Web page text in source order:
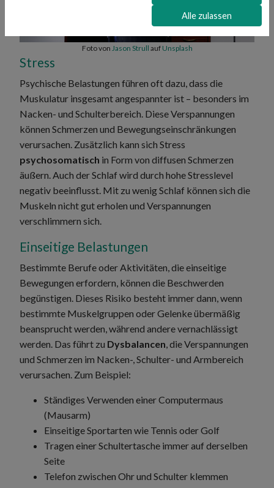
Foto von Jason Strull auf Unsplash
Stress
Psychische Belastungen führen oft dazu, dass die
Muskulatur insgesamt angespannter ist – besonders im
Nacken- und Schulterbereich. Diese Verspannungen
können Schmerzen und Bewegungseinschränkungen
verursachen. Zusätzlich kann sich Stress
psychosomatisch in Form von diffusen Schmerzen
äußern. Auch der Schlaf wird durch hohe Stresslevel
negativ beeinflusst. Mit zu wenig Schlaf können sich die
Muskeln nicht gut erholen und Verspannungen
verschlimmern sich.
Einseitige Belastungen
Bestimmte Berufe oder Aktivitäten, die einseitige
Bewegungen erfordern, können die Beschwerden
begünstigen. Dieses Risiko besteht immer dann, wenn
bestimmte Muskelgruppen oder Gelenke übermäßig
beansprucht werden, während andere vernachlässigt
werden. Das führt zu Dysbalancen, die Verspannungen
und Schmerzen im Nacken-, Schulter- und Armbereich
verursachen. Zum Beispiel:
Ständiges Verwenden einer Computermaus
(Mausarm)
Einseitige Sportarten wie Tennis oder Golf
Tragen einer Schultertasche immer auf derselben
Seite
Telefon zwischen Ohr und Schulter klemmen
Alle zulassen